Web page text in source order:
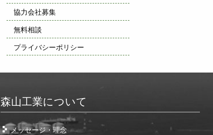
協力会社募集
無料相談
プライバシーポリシー
森山工業について
メッセージ・理念